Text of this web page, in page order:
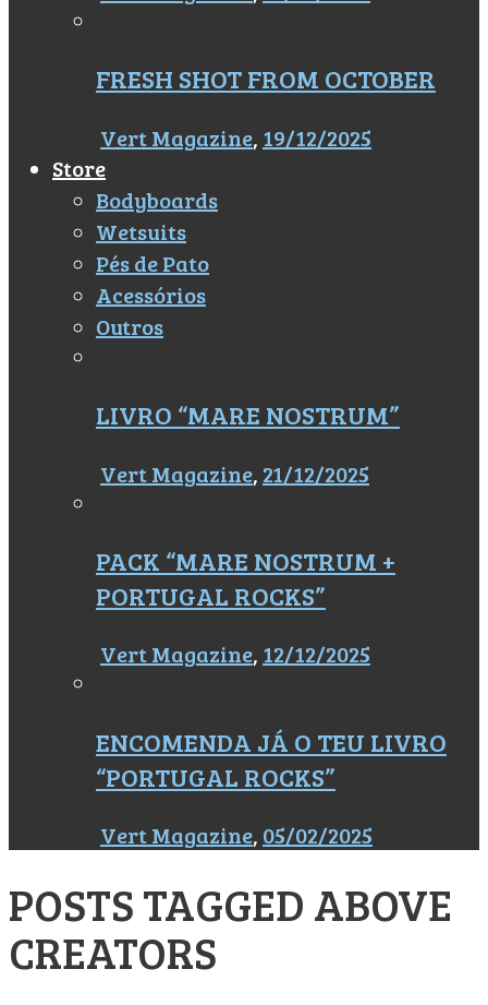
FRESH SHOT FROM OCTOBER
Vert Magazine, 19/12/2025
Store
Bodyboards
Wetsuits
Pés de Pato
Acessórios
Outros
LIVRO “MARE NOSTRUM”
Vert Magazine, 21/12/2025
PACK “MARE NOSTRUM +
PORTUGAL ROCKS”
Vert Magazine, 12/12/2025
ENCOMENDA JÁ O TEU LIVRO
“PORTUGAL ROCKS”
Vert Magazine, 05/02/2025
POSTS TAGGED ABOVE
CREATORS